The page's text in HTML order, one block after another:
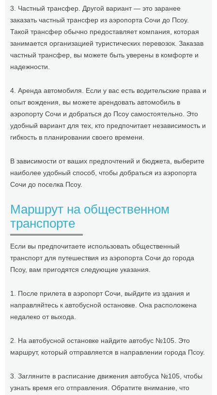
3. Частный трансфер. Другой вариант — это заранее
заказать частный трансфер из аэропорта Сочи до Псоу.
Такой трансфер обычно предоставляет компания, которая
занимается организацией туристических перевозок. Заказав
частный трансфер, вы можете быть уверены в комфорте и
надежности.
4. Аренда автомобиля. Если у вас есть водительские права и
опыт вождения, вы можете арендовать автомобиль в
аэропорту Сочи и добраться до Псоу самостоятельно. Это
удобный вариант для тех, кто предпочитает независимость и
гибкость в планировании своего времени.
В зависимости от ваших предпочтений и бюджета, выберите
наиболее удобный способ, чтобы добраться из аэропорта
Сочи до поселка Псоу.
Маршрут на общественном
транспорте
Если вы предпочитаете использовать общественный
транспорт для путешествия из аэропорта Сочи до города
Псоу, вам пригодятся следующие указания.
1. После прилета в аэропорт Сочи, выйдите из здания и
направляйтесь к автобусной остановке. Она расположена
недалеко от выхода.
2. На автобусной остановке найдите автобус №105. Это
маршрут, который отправляется в направлении города Псоу.
3. Загляните в расписание движения автобуса №105, чтобы
узнать время его отправления. Обратите внимание, что